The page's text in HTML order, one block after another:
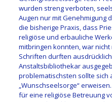
wurden streng verboten,
Augen nur mit Genehmigung
die bisherige Praxis, dass
religiöse und erbauliche
mitbringen konnten, war
Schriften durften
Anstaltsbibliothekar
problematischsten sollte sich
„Wunschseelsorge“
für eine religiöse Betreuung